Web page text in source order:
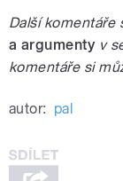
Další komentáře
a argumenty v
komentáře si
autor: pal